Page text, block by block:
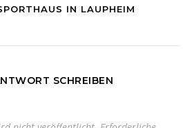
IN LAUPHEIM
SCHREIBEN